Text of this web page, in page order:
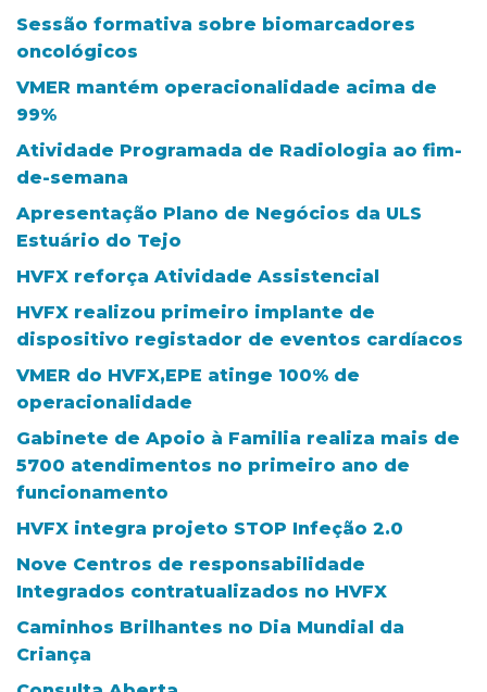
Sessão formativa sobre biomarcadores
oncológicos
VMER mantém operacionalidade acima de
99%
Atividade Programada de Radiologia ao fim-
de-semana
Apresentação Plano de Negócios da ULS
Estuário do Tejo
HVFX reforça Atividade Assistencial
HVFX realizou primeiro implante de
dispositivo registador de eventos cardíacos
VMER do HVFX,EPE atinge 100% de
operacionalidade
Gabinete de Apoio à Familia realiza mais de
5700 atendimentos no primeiro ano de
funcionamento
HVFX integra projeto STOP Infeção 2.0
Nove Centros de responsabilidade
Integrados contratualizados no HVFX
Caminhos Brilhantes no Dia Mundial da
Criança